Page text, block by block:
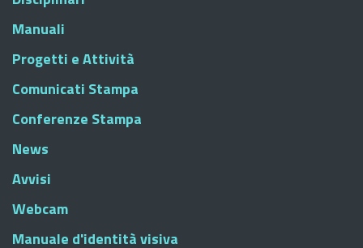
Manuali
Progetti e Attività
Comunicati Stampa
Conferenze Stampa
News
Avvisi
Webcam
Manuale d'identità visiva